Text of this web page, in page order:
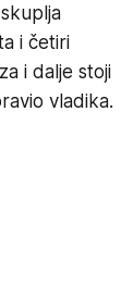
i četiri
i dalje stoji
vladika.